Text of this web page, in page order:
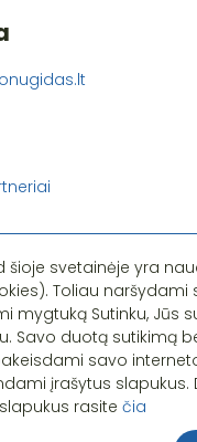
Pastebėjote klaidą?
šioje svetainėje yra
Toliau naršydami
mygtuką Sutinku, Jūs
Savo duotą sutikimą
savo
įrašytus slapukus.
rasite čia